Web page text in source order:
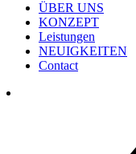
ÜBER UNS
KONZEPT
Leistungen
NEUIGKEITEN
Contact